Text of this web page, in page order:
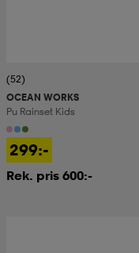
(52)
OCEAN WORKS
Pu Rainset Kids
299:-
Rek. pris 600:-